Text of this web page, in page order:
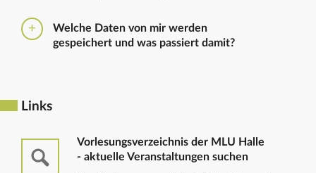
nicht die Einrichtung zu nennen in die Sie
eingetragen werden sollen.
Nutzerkennzeichen und dem Passwort, das ihr mit
euren Immatrikulationsunterlagen erhalten habt. Das
Welche Daten von mir werden
gespeichert und was passiert damit?
Links
Vorlesungsverzeichnis der MLU Halle
- aktuelle Veranstaltungen suchen